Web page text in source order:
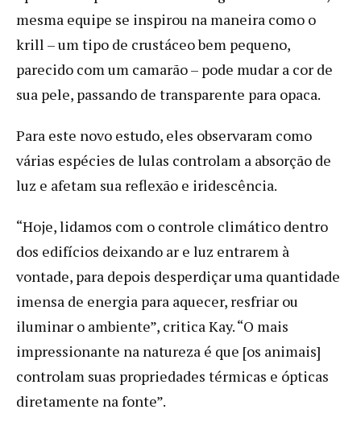
mesma equipe se inspirou na maneira como o
krill – um tipo de crustáceo bem pequeno,
parecido com um camarão – pode mudar a cor de
sua pele, passando de transparente para opaca.
Para este novo estudo, eles observaram como
várias espécies de lulas controlam a absorção de
luz e afetam sua reflexão e iridescência.
“Hoje, lidamos com o controle climático dentro
dos edifícios deixando ar e luz entrarem à
vontade, para depois desperdiçar uma quantidade
imensa de energia para aquecer, resfriar ou
iluminar o ambiente”, critica Kay. “O mais
impressionante na natureza é que [os animais]
controlam suas propriedades térmicas e ópticas
diretamente na fonte”.